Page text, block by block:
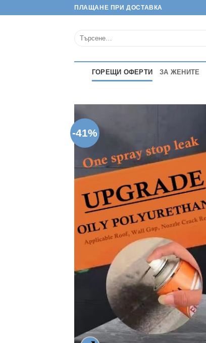
ПЛАЩАНЕ ПРИ ДОСТАВКА
Търсене
ГОРЕЩИ ОФЕРТИ ЗА ЖЕНИТЕ
-41%